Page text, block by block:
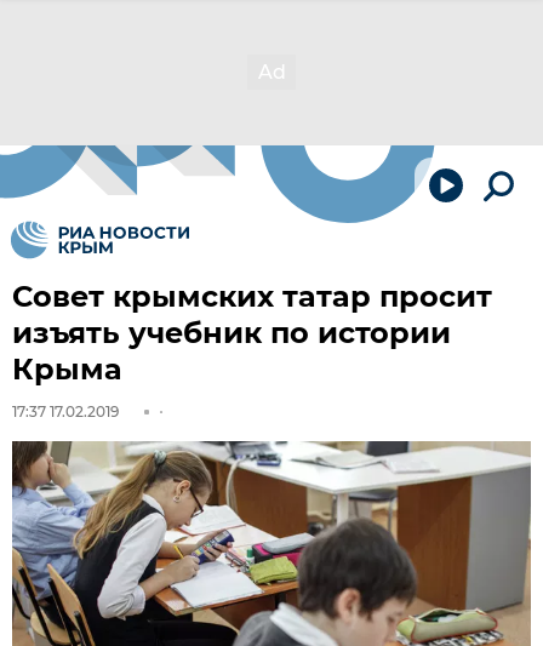
Совет крымских татар просит
изъять учебник по истории
Крыма
17:37 17.02.2019